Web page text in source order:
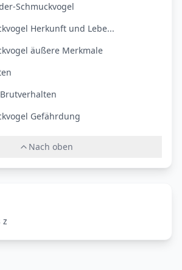
Schmuckvogel
Herkunft und Lebe...
äußere Merkmale
Gefährdung
Nach oben
z